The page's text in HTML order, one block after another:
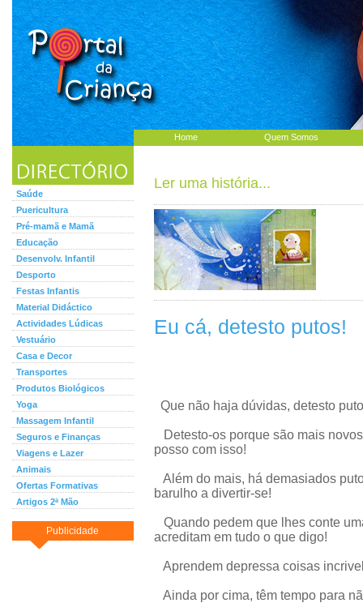
Home Quem Somos
Saúde
Puericultura
Pré-mamã e Mamã
Educação
Desenvolv. Infantil
Desporto
Festas Infantis
Material Didáctico
Actividades Lúdicas
Vestuário
Casa e Decor
Transportes
Produtos Biológicos
Yoga
Massagem Infantil
Seguros e Finanças
Viagens e Lazer
Animais
Ofertas Formativas
Artigos 2ª Mão
Publicidade
Ler uma história...
Eu cá, detesto putos!
Que não haja dúvidas, detesto
Detesto-os porque são mais
posso com isso!
Além do mais, há demasiados
barulho a divertir-se!
Quando pedem que lhes conte
acreditam em tudo o que digo!
Aprendem depressa coisas
Ainda por cima, têm tempo para